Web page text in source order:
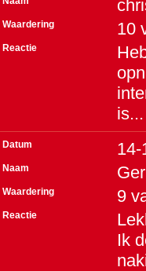
Waardering 10
Reactie
is...
Datum 14-
Naam
Waardering 9
Reactie
Ik